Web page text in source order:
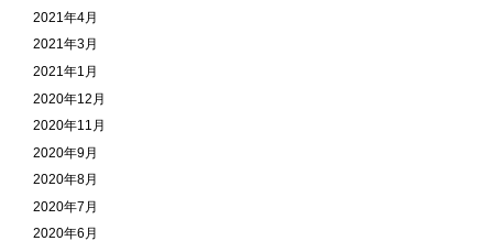
2021年4月
2021年3月
2021年1月
2020年12月
2020年11月
2020年9月
2020年8月
2020年7月
2020年6月